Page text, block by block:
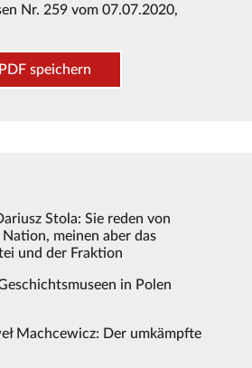
Nr. 259 vom 07.07.2020,
speichern
Stola: Sie reden von
meinen aber das
und der Fraktion
in Polen
Machcewicz: Der umkämpfte